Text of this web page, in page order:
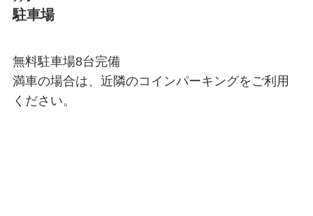
駐車場
無料駐車場8台完備
満車の場合は、近隣のコインパーキングをご利用
ください。